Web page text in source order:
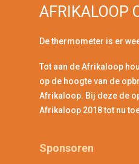
AFRIKALOOP
De thermometer is er
Tot aan de Afrikaloop
op de hoogte van de
Afrikaloop. Bij deze de
Afrikaloop 2018 tot nu
Sponsoren